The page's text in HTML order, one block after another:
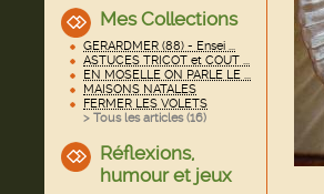
Mes Collections
GERARDMER (88) - Ensei ...
ASTUCES TRICOT et COUT ...
EN MOSELLE ON PARLE LE ...
MAISONS NATALES
FERMER LES VOLETS
> Tous les articles (16)
Réflexions,
humour et jeux